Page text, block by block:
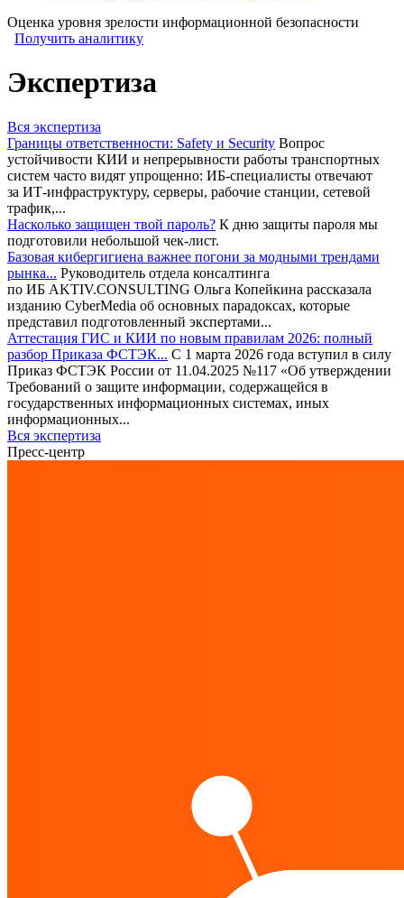
Оценка уровня зрелости информационной безопасности
Получить аналитику
Экспертиза
Вся экспертиза
Границы ответственности: Safety и Security Вопрос
устойчивости КИИ и непрерывности работы транспортных
систем часто видят упрощенно: ИБ-специалисты отвечают
за ИТ-инфраструктуру, серверы, рабочие станции, сетевой
трафик,...
Насколько защищен твой пароль? К дню защиты пароля мы
подготовили небольшой чек-лист.
Базовая кибергигиена важнее погони за модными трендами
рынка... Руководитель отдела консалтинга
по ИБ AKTIV.CONSULTING Ольга Копейкина рассказала
изданию CyberMedia об основных парадоксах, которые
представил подготовленный экспертами...
Аттестация ГИС и КИИ по новым правилам 2026: полный
разбор Приказа ФСТЭК... С 1 марта 2026 года вступил в силу
Приказ ФСТЭК России от 11.04.2025 №117 «Об утверждении
Требований о защите информации, содержащейся в
государственных информационных системах, иных
информационных...
Вся экспертиза
Пресс-центр